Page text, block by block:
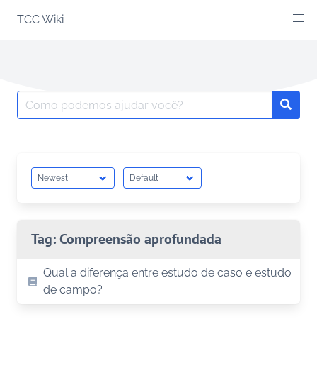
TCC Wiki
Search
for:
Tag:Compreensão aprofundada
Qual a diferença entre estudo de caso e estudo
de campo?